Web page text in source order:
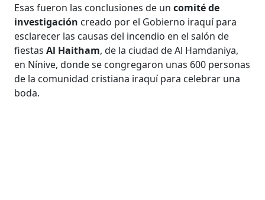
Esas fueron las conclusiones de uncomité de
investigación creado por el Gobierno iraquí para
esclarecer las causas del incendio en el salón de
fiestasAl Haitham, de la ciudad de Al Hamdaniya,
en Nínive, donde se congregaron unas 600 personas
de la comunidad cristiana iraquí para celebrar una
boda.